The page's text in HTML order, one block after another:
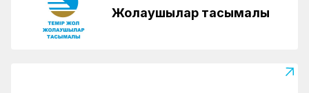
Жолаушылар тасымалы